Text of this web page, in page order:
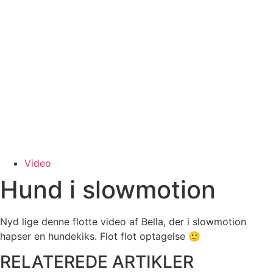
Video
Hund i slowmotion
Nyd lige denne flotte video af Bella, der i slowmotion
hapser en hundekiks. Flot flot optagelse 🙂
RELATEREDE ARTIKLER